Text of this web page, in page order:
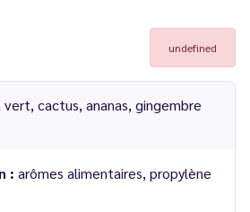
undefined
cactus, ananas, gingembre
: arômes alimentaires, propylène